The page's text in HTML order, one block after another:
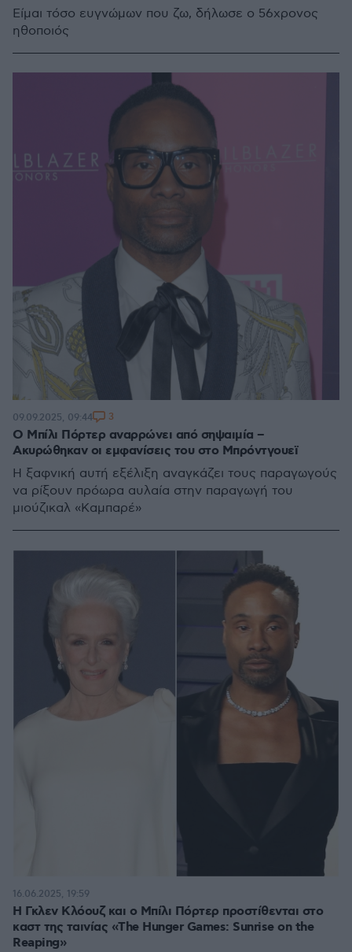
Είμαι τόσο ευγνώμων που ζω, δήλωσε ο 56χρονος
ηθοποιός
Ο Μπίλι Πόρτερ αναρρώνει από σηψαιμία –
Ακυρώθηκαν οι εμφανίσεις του στο Μπρόντγουεϊ
Η ξαφνική αυτή εξέλιξη αναγκάζει τους παραγωγούς
να ρίξουν πρόωρα αυλαία στην παραγωγή του
μιούζικαλ «Καμπαρέ»
09.09.2025, 09:44 3
Η Γκλεν Κλόουζ και ο Μπίλι Πόρτερ προστίθενται στο
καστ της ταινίας «The Hunger Games: Sunrise on the
Reaping»
16.06.2025, 19:59